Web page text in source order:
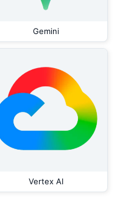
Gemini
Vertex AI